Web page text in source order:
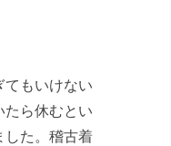
てもいけない
たら休むとい
した。稽古着